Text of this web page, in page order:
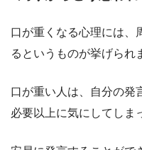
口が重くなる心理には、
るというものが挙げられ
口が重い人は、自分の発
必要以上に気にしてしま